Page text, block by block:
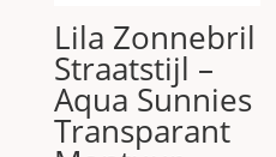
Lila Zonnebril
Straatstijl –
Aqua Sunnies
Transparant